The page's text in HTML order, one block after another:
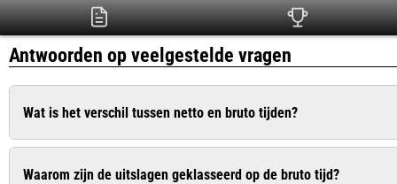
Antwoorden op veelgestelde vragen
Wat is het verschil tussen netto en bruto tijden?
De bruto tijd is de officiële tijd die ingaat op het moment dat
is de zuivere tijd die pas ingaat op het moment dat u de startlijn
Waarom zijn de uitslagen geklasseerd op de bruto tijd?